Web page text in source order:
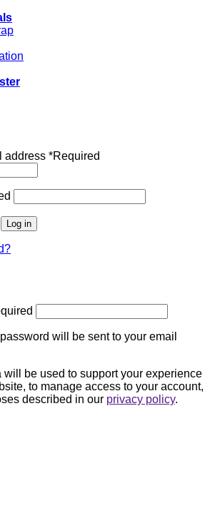
address *Required
Log in
will be sent to your email
will be used to support your experience
to manage access to your account,
described in our privacy policy.